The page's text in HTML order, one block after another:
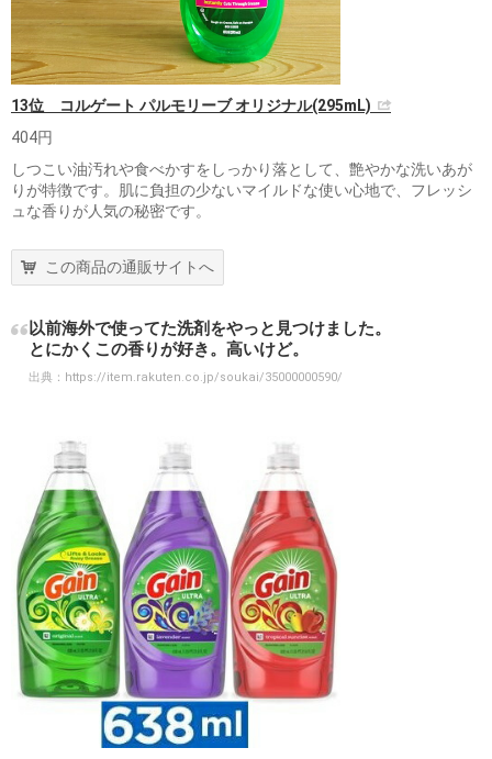
13位 コルゲート パルモリーブ オリジナル(295mL)
404円
しつこい油汚れや食べかすをしっかり落として、艶やかな洗いあが
りが特徴です。肌に負担の少ないマイルドな使い心地で、フレッシ
ュな香りが人気の秘密です。
この商品の通販サイトへ
以前海外で使ってた洗剤をやっと見つけました。
とにかくこの香りが好き。高いけど。
出典： https://item.rakuten.co.jp/soukai/35000000590/